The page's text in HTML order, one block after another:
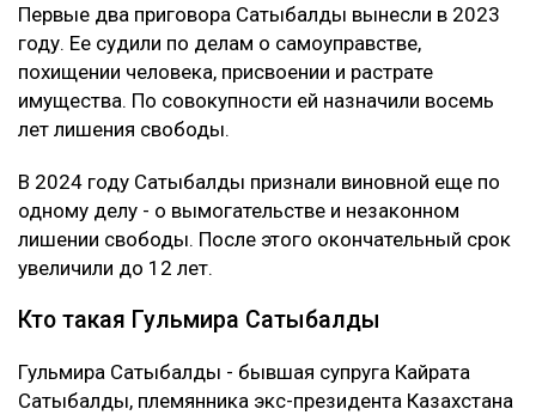
Первые два приговора Сатыбалды вынесли в 2023
году. Ее судили по делам о самоуправстве,
похищении человека, присвоении и растрате
имущества. По совокупности ей назначили восемь
лет лишения свободы.
В 2024 году Сатыбалды признали виновной еще по
одному делу - о вымогательстве и незаконном
лишении свободы. После этого окончательный срок
увеличили до 12 лет.
Кто такая Гульмира Сатыбалды
Гульмира Сатыбалды - бывшая супруга Кайрата
Сатыбалды, племянника экс-президента Казахстана